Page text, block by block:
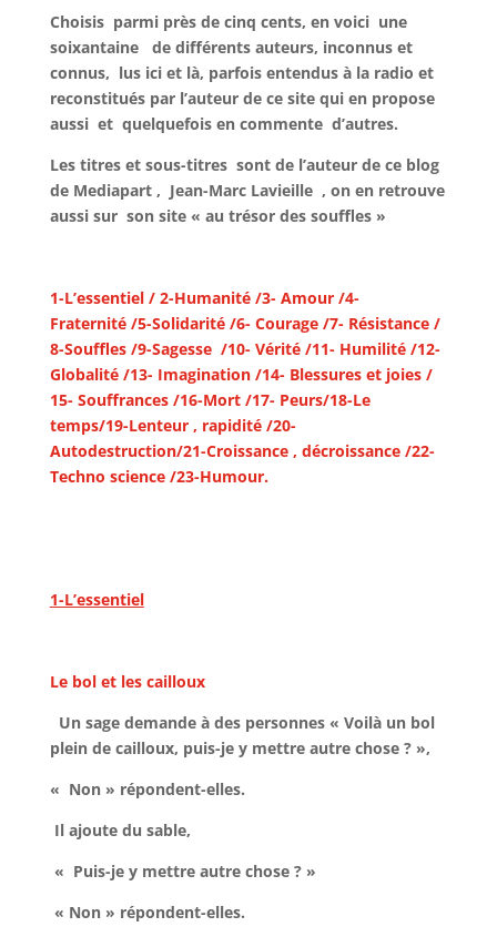
Choisis parmi près de cinq cents, en voici une
soixantaine de différents auteurs, inconnus et
connus, lus ici et là, parfois entendus à la radio et
reconstitués par l’auteur de ce site qui en propose
aussi et quelquefois en commente d’autres.
Les titres et sous-titres sont de l’auteur de ce blog
de Mediapart , Jean-Marc Lavieille , on en retrouve
aussi sur son site « au trésor des souffles »
1-L’essentiel / 2-Humanité /3- Amour /4-
Fraternité /5-Solidarité /6- Courage /7- Résistance /
8-Souffles /9-Sagesse /10- Vérité /11- Humilité /12-
Globalité /13- Imagination /14- Blessures et joies /
15- Souffrances /16-Mort /17- Peurs/18-Le
temps/19-Lenteur , rapidité /20-
Autodestruction/21-Croissance , décroissance /22-
Techno science /23-Humour.
1-L’essentiel
Le bol et les cailloux
Un sage demande à des personnes « Voilà un bol
plein de cailloux, puis-je y mettre autre chose ? »,
« Non » répondent-elles.
Il ajoute du sable,
« Puis-je y mettre autre chose ? »
« Non » répondent-elles.